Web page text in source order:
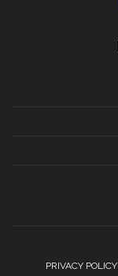
PRIVACY POLICY